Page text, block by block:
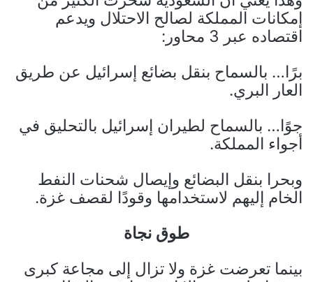
إمكانات المملكة لصالح الاحتلال ويدعم
اقتصاده عبر 3 محاور:
برًا… بالسماح بنقل بضائع إسرائيل عن طريق
العار البري.
جوًا… بالسماح لطيران إسرائيل بالتحليق في
أجواء المملكة.
وبحرا بنقل البضائع وإيصال شحنات النفط
الخام إليهم لاستخدامها وقودًا لقصف غزة.
طوق نجاة
بينما تعرضت غزة ولا تزال إلى مجاعة كبرى